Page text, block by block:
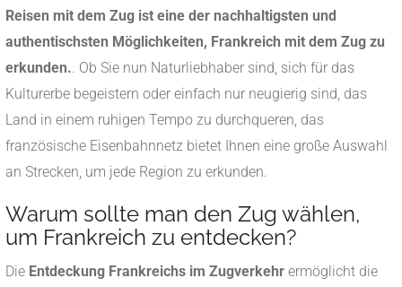
Reisen mit dem Zug ist eine der nachhaltigsten und
authentischsten Möglichkeiten, Frankreich mit dem Zug zu
erkunden. . Ob Sie nun Naturliebhaber sind, sich für das
Kulturerbe begeistern oder einfach nur neugierig sind, das
Land in einem ruhigen Tempo zu durchqueren, das
französische Eisenbahnnetz bietet Ihnen eine große Auswahl
an Strecken, um jede Region zu erkunden.
Warum sollte man den Zug wählen,
um Frankreich zu entdecken?
Die Entdeckung Frankreichs im Zugverkehr ermöglicht die